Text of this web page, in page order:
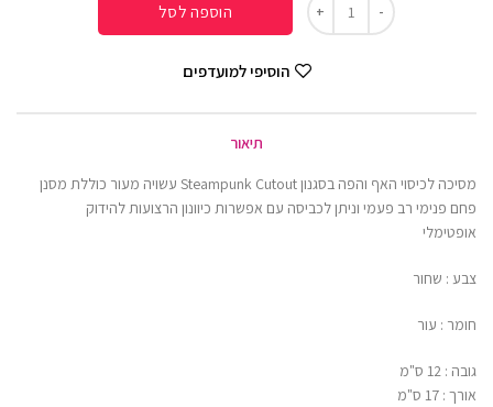
הוספה לסל
הוסיפי למועדפים
תיאור
מסיכה לכיסוי האף והפה בסגנון Steampunk Cutout עשויה מעור כוללת מסנן
פחם פנימי רב פעמי וניתן לכביסה עם אפשרות כיוונון הרצועות להידוק
אופטימלי
צבע : שחור
חומר : עור
גובה : 12 ס"מ
אורך : 17 ס"מ